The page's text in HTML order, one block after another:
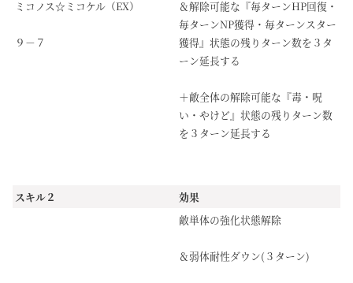
ミコノス☆ミコケル（EX）
９－７
＆解除可能な『毎ターンHP回復・
毎ターンNP獲得・毎ターンスター
獲得』状態の残りターン数を３タ
ーン延長する
＋敵全体の解除可能な『毒・呪
い・やけど』状態の残りターン数
を３ターン延長する
スキル２ 効果
敵単体の強化状態解除
＆弱体耐性ダウン(３ターン)